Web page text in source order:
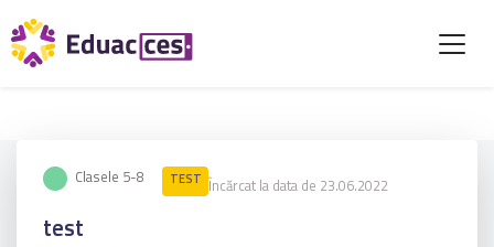
Clasele 5-8 TEST Încărcat la data de 23.06.2022
test